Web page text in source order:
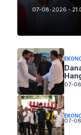
07-08-2026 -
07-
07-